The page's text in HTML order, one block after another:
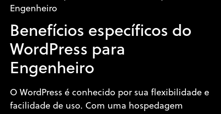
Engenheiro
Benefícios específicos do
WordPress para
Engenheiro
O WordPress é conhecido por sua flexibilidade e
facilidade de uso. Com uma hospedagem